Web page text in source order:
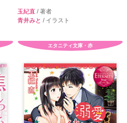
玉紀直 / 著者
青井みと / イラスト
エタニティ文庫・赤